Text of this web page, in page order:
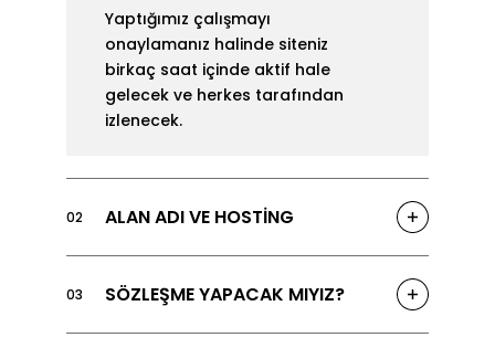
Yaptığımız çalışmayı
onaylamanız halinde siteniz
birkaç saat içinde aktif hale
gelecek ve herkes tarafından
izlenecek.
02 ALAN ADI VE HOSTİNG
03 SÖZLEŞME YAPACAK MIYIZ?